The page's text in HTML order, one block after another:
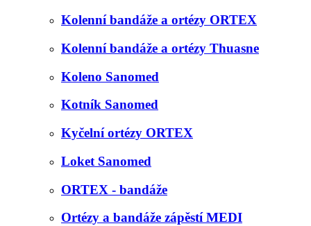
Kolenní bandáže a ortézy ORTEX
Kolenní bandáže a ortézy Thuasne
Koleno Sanomed
Kotník Sanomed
Kyčelní ortézy ORTEX
Loket Sanomed
ORTEX - bandáže
Ortézy a bandáže zápěstí MEDI